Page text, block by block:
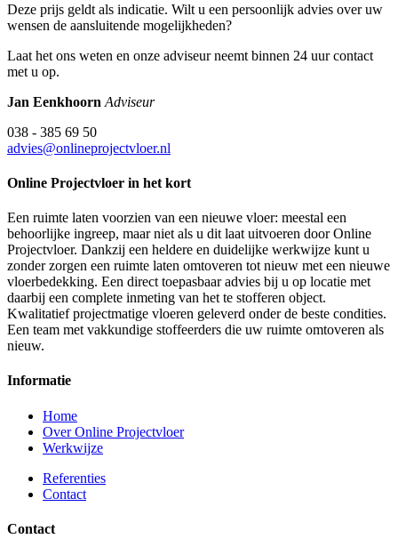
Deze prijs geldt als indicatie. Wilt u een persoonlijk advies over uw
wensen de aansluitende mogelijkheden?
Laat het ons weten en onze adviseur neemt binnen 24 uur contact
met u op.
Jan Eenkhoorn Adviseur
038 - 385 69 50
advies@onlineprojectvloer.nl
Online Projectvloer in het kort
Een ruimte laten voorzien van een nieuwe vloer: meestal een
behoorlijke ingreep, maar niet als u dit laat uitvoeren door Online
Projectvloer. Dankzij een heldere en duidelijke werkwijze kunt u
zonder zorgen een ruimte laten omtoveren tot nieuw met een nieuwe
vloerbedekking. Een direct toepasbaar advies bij u op locatie met
daarbij een complete inmeting van het te stofferen object.
Kwalitatief projectmatige vloeren geleverd onder de beste condities.
Een team met vakkundige stoffeerders die uw ruimte omtoveren als
nieuw.
Informatie
Home
Over Online Projectvloer
Werkwijze
Referenties
Contact
Contact